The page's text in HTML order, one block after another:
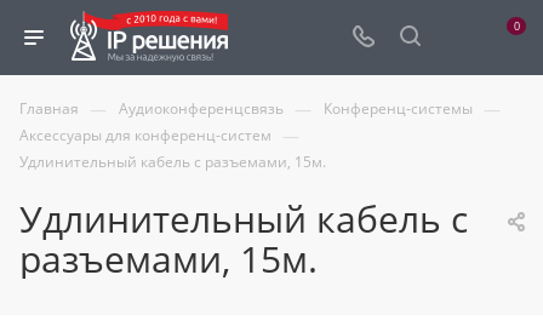
0
Главная — Аудиоконференцсвязь — Конференц-системы —
Аксессуары для конференц-систем —
Удлинительный кабель с разъемами, 15м.
Удлинительный кабель с
разъемами, 15м.